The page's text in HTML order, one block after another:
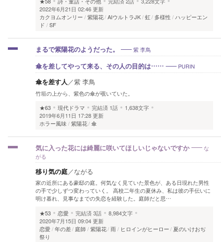
2022年6月21日 02:46 更新
カクヨムオンリー
紫陽花 AIウルトラJK 虹 多様性
ハッピーエン
ド
SF
まるで紫陽花のようだった。 紫 李鳥
傘を差してやって来る、その人の目的は…… PURIN
傘を差す人／紫 李鳥
竹垣の上から、紫色の傘が覗いていた。
★63
現代ドラマ 完結済 1話
1,638文字
2019年6月11日 17:28 更新
ホラー風味 紫陽花 傘
気に入った花には綺麗に咲いてほしいじゃないですか
な
がる
移り気の庭／ながる
家の近所にある豪邸の庭。何気なく見ていた景色が、ある日現れた男性
の手で少しずつ変わっていく。 高校二年生の夏休み、私は彼の手伝いに
明け暮れ、見事なまでの失恋を経験した。庭師だと思…
★53
恋愛 完結済3話
8,984文字
2020年7月15日 09:04 更新
恋愛 年の差 庭師 紫陽花 雨 ヒロインがヒーロー 夏のいけおぢ
祭り